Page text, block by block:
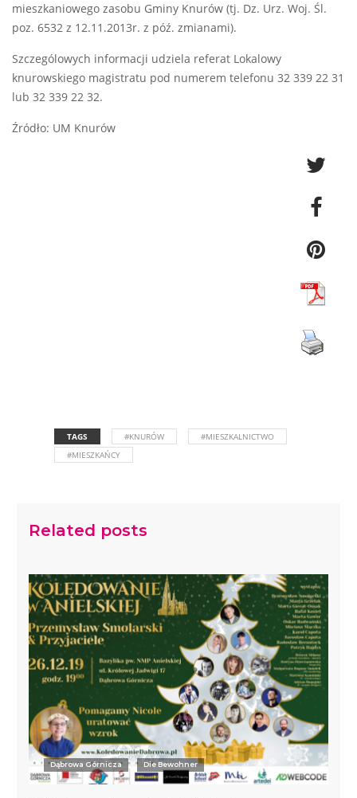
mieszkaniowego zasobu Gminy Knurów (tj. Dz. Urz. Woj. Śl.
poz. 6532 z 12.11.2013r. z póź. zmianami).
Szczególowych informacji udziela referat Lokalowy
knurowskiego magistratu pod numerem telefonu 32 339 22 31
lub 32 339 22 32.
Źródło: UM Knurów
TAGS #KNURÓW
#MIESZKALNICTWO
#MIESZKAŃCY
Related posts
Dąbrowa Górnicza Die Bewohner